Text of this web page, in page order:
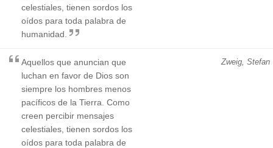
celestiales, tienen sordos los
oídos para toda palabra de
humanidad.
Zweig, Stefan
Aquellos que anuncian que
luchan en favor de Dios son
siempre los hombres menos
pacíficos de la Tierra. Como
creen percibir mensajes
celestiales, tienen sordos los
oídos para toda palabra de